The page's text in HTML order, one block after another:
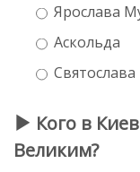
Ярослава
Аскольда
Святослава
Кого в
Великим?